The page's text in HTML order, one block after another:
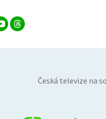
Česká televize na